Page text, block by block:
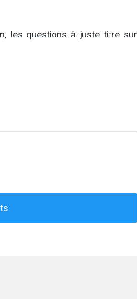
les questions à juste titre sur